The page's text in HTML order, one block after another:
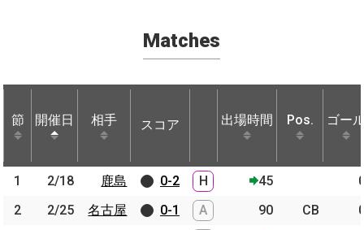
Matches
節 開催日 相手 スコア 出場時間 Pos. ゴー
節 開催日 相手 スコア 出場時間 ゴー
1 2/18 鹿島 0-2 H 45
2
2/25 名古屋 0-1 A 90 CB
節 開催日 相手
1 2/18
鹿島
2
2/25
名古屋